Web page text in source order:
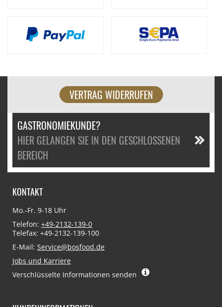
VERTRAG WIDERRUFEN
GASTRONOMIEKUNDE?
HIER GELANGEN SIE IN DEN GESCHLOSSENEN
BEREICH
KONTAKT
Mo.-Fr. 9-18 Uhr
Telefon: +49-2132-139-0
Telefax: +49-2132-139-100
E-Mail: Service@bosfood.de
Jobs und Karriere
Verschlüsselte Informationen senden